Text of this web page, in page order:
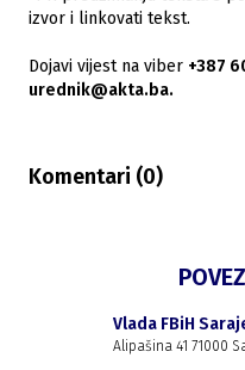
izvor i linkovati tekst.
Dojavi vijest na viber +387
urednik@akta.ba.
Komentari (0)
Vlada FBiH
Alipašina 41 71000